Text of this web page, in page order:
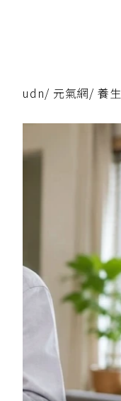
udn/ 元氣網/ 養生